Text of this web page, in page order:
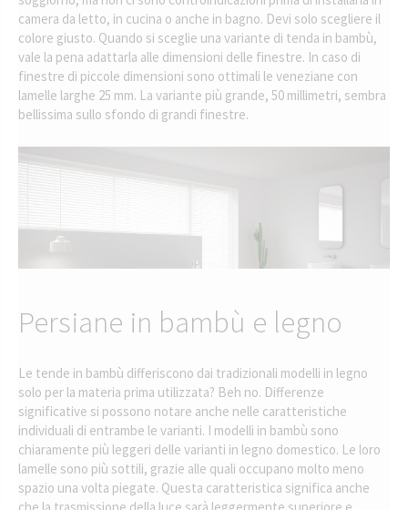
camera da letto, in cucina o anche in bagno. Devi solo scegliere il
colore giusto. Quando si sceglie una variante di tenda in bambù,
vale la pena adattarla alle dimensioni delle finestre. In caso di
finestre di piccole dimensioni sono ottimali le veneziane con
lamelle larghe 25 mm. La variante più grande, 50 millimetri, sembra
bellissima sullo sfondo di grandi finestre.
Persiane in bambù e legno
Le tende in bambù differiscono dai tradizionali modelli in legno
solo per la materia prima utilizzata? Beh no. Differenze
significative si possono notare anche nelle caratteristiche
individuali di entrambe le varianti. I modelli in bambù sono
chiaramente più leggeri delle varianti in legno domestico. Le loro
lamelle sono più sottili, grazie alle quali occupano molto meno
spazio una volta piegate. Questa caratteristica significa anche